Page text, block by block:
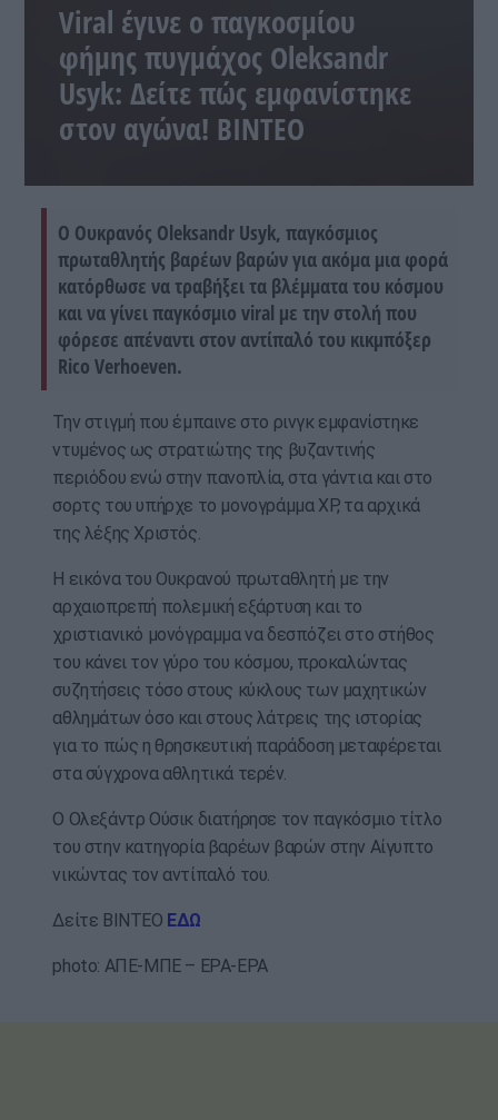
Viral έγινε ο παγκοσμίου
φήμης πυγμάχος Oleksandr
Usyk: Δείτε πώς εμφανίστηκε
στον αγώνα! ΒΙΝΤΕΟ
Ο Ουκρανός Oleksandr Usyk, παγκόσμιος
πρωταθλητής βαρέων βαρών για ακόμα μια φορά
κατόρθωσε να τραβήξει τα βλέμματα του κόσμου
και να γίνει παγκόσμιο viral με την στολή που
φόρεσε απέναντι στον αντίπαλό του κικμπόξερ
Rico Verhoeven.
Την στιγμή που έμπαινε στο ρινγκ εμφανίστηκε
ντυμένος ως στρατιώτης της βυζαντινής
περιόδου ενώ στην πανοπλία, στα γάντια και στο
σορτς του υπήρχε το μονογράμμα ΧΡ, τα αρχικά
της λέξης Χριστός.
Η εικόνα του Ουκρανού πρωταθλητή με την
αρχαιοπρεπή πολεμική εξάρτυση και το
χριστιανικό μονόγραμμα να δεσπόζει στο στήθος
του κάνει τον γύρο του κόσμου, προκαλώντας
συζητήσεις τόσο στους κύκλους των μαχητικών
αθλημάτων όσο και στους λάτρεις της ιστορίας
για το πώς η θρησκευτική παράδοση μεταφέρεται
στα σύγχρονα αθλητικά τερέν.
Ο Ολεξάντρ Ούσικ διατήρησε τον παγκόσμιο τίτλο
του στην κατηγορία βαρέων βαρών στην Αίγυπτο
νικώντας τον αντίπαλό του.
Δείτε ΒΙΝΤΕΟ ΕΔΩ
photo: ΑΠΕ-ΜΠΕ – EPA-EPA